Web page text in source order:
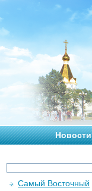
Новости
Самый Восточный